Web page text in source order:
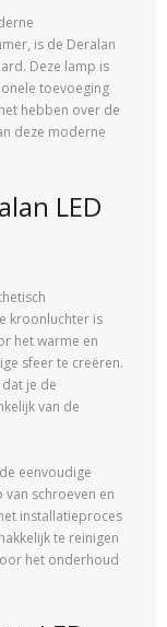
is de Deralan
Deze lamp is
toevoeging
hebben over de
deze moderne
LED
kroonluchter is
het warme en
sfeer te creëren.
je de
van de
eenvoudige
schroeven en
installatieproces
te reinigen
het onderhoud